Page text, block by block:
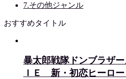
7.その他ジャンル
おすすめタイトル
暴太郎戦隊ドンブラザ
ＩＥ 新・初恋ヒーロー